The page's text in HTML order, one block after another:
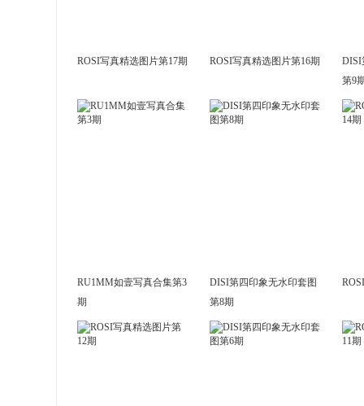
ROSI写真精选图片第17期 ROSI写真精选图片第16期
DISI
第9
RU1MM如壹写真合集第3
期
DISI第四印象无水印套图
第8期